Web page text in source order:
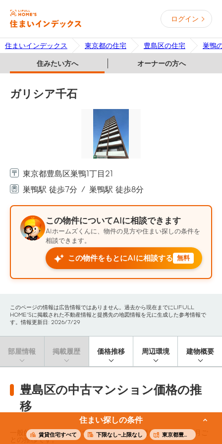
ログイン
住まいインデックス 東京都の住宅 豊島区の住宅 巣鴨
住みたい方へ オーナーの方へ
住まい探しの条件
賃貸住宅すべて 下限なし~上限なし 東京都豊島区
ガリシア千石
東京都豊島区巣鴨1丁目21
巣鴨駅 徒歩7分
巣鴨駅 徒歩8分
この物件についてAIに相談できます
AIホームズくんに、物件の見方や住まい探しの条件を
相談できます。
この物件をもとにAIに相談する 無料
このページの情報は広告情報ではありません。過去から現在までにLIFULL
HOME'Sに掲載された不動産情報と提携先の地図情報を元に生成した参考情報で
す。情報更新日: 2026/7/29
部屋情報 掲載履歴 価格推移 周辺環境 建物概要
豊島区の中古マンション価格の推
移
一般的なファミリー向けの中古マンション価格（※）の3ヶ月ご
との推移です。